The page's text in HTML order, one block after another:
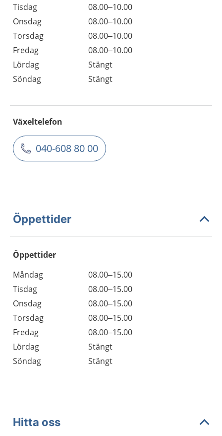
Tisdag
08.00–10.00
Onsdag
08.00–10.00
Torsdag
08.00–10.00
Fredag
08.00–10.00
Lördag
Stängt
Söndag
Stängt
Växeltelefon
040-608 80 00
Öppettider
Öppettider
Dag
Öppettider
Kommentarer
Måndag
08.00–15.00
Tisdag
08.00–15.00
Onsdag
08.00–15.00
Torsdag
08.00–15.00
Fredag
08.00–15.00
Lördag
Stängt
Söndag
Stängt
Hitta oss